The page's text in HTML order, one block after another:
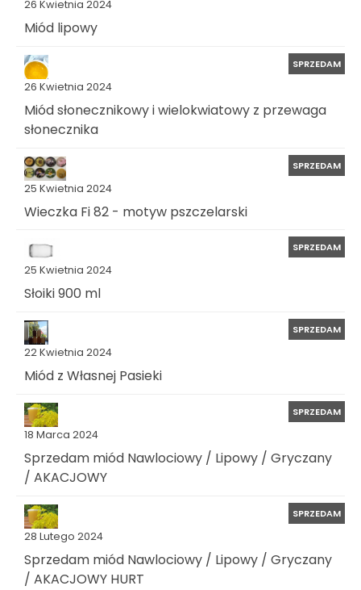
26 Kwietnia 2024
Miód lipowy
26 Kwietnia 2024
SPRZEDAM
Miód słonecznikowy i wielokwiatowy z przewaga
słonecznika
25 Kwietnia 2024
SPRZEDAM
Wieczka Fi 82 - motyw pszczelarski
25 Kwietnia 2024
SPRZEDAM
Słoiki 900 ml
22 Kwietnia 2024
SPRZEDAM
Miód z Własnej Pasieki
18 Marca 2024
SPRZEDAM
Sprzedam miód Nawlociowy / Lipowy / Gryczany
/ AKACJOWY
28 Lutego 2024
SPRZEDAM
Sprzedam miód Nawlociowy / Lipowy / Gryczany
/ AKACJOWY HURT